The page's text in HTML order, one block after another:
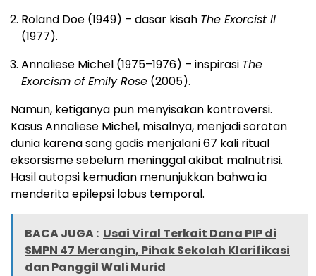
Roland Doe (1949) – dasar kisah The Exorcist II
(1977).
Annaliese Michel (1975–1976) – inspirasi The
Exorcism of Emily Rose (2005).
Namun, ketiganya pun menyisakan kontroversi.
Kasus Annaliese Michel, misalnya, menjadi sorotan
dunia karena sang gadis menjalani 67 kali ritual
eksorsisme sebelum meninggal akibat malnutrisi.
Hasil autopsi kemudian menunjukkan bahwa ia
menderita epilepsi lobus temporal.
BACA JUGA : Usai Viral Terkait Dana PIP di
SMPN 47 Merangin, Pihak Sekolah Klarifikasi
dan Panggil Wali Murid